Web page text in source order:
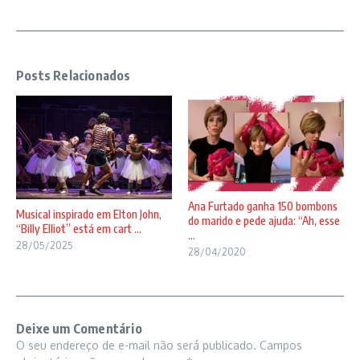
Posts Relacionados
Musical inspirado em Elton John,
“Billy Elliot” está em cart ...
28/05/2025
Ana Furtado ganha 150 bombons
do marido e pede ajuda: “Ah, esse
...
28/04/2020
Deixe um Comentário
O seu endereço de e-mail não será publicado. Campos